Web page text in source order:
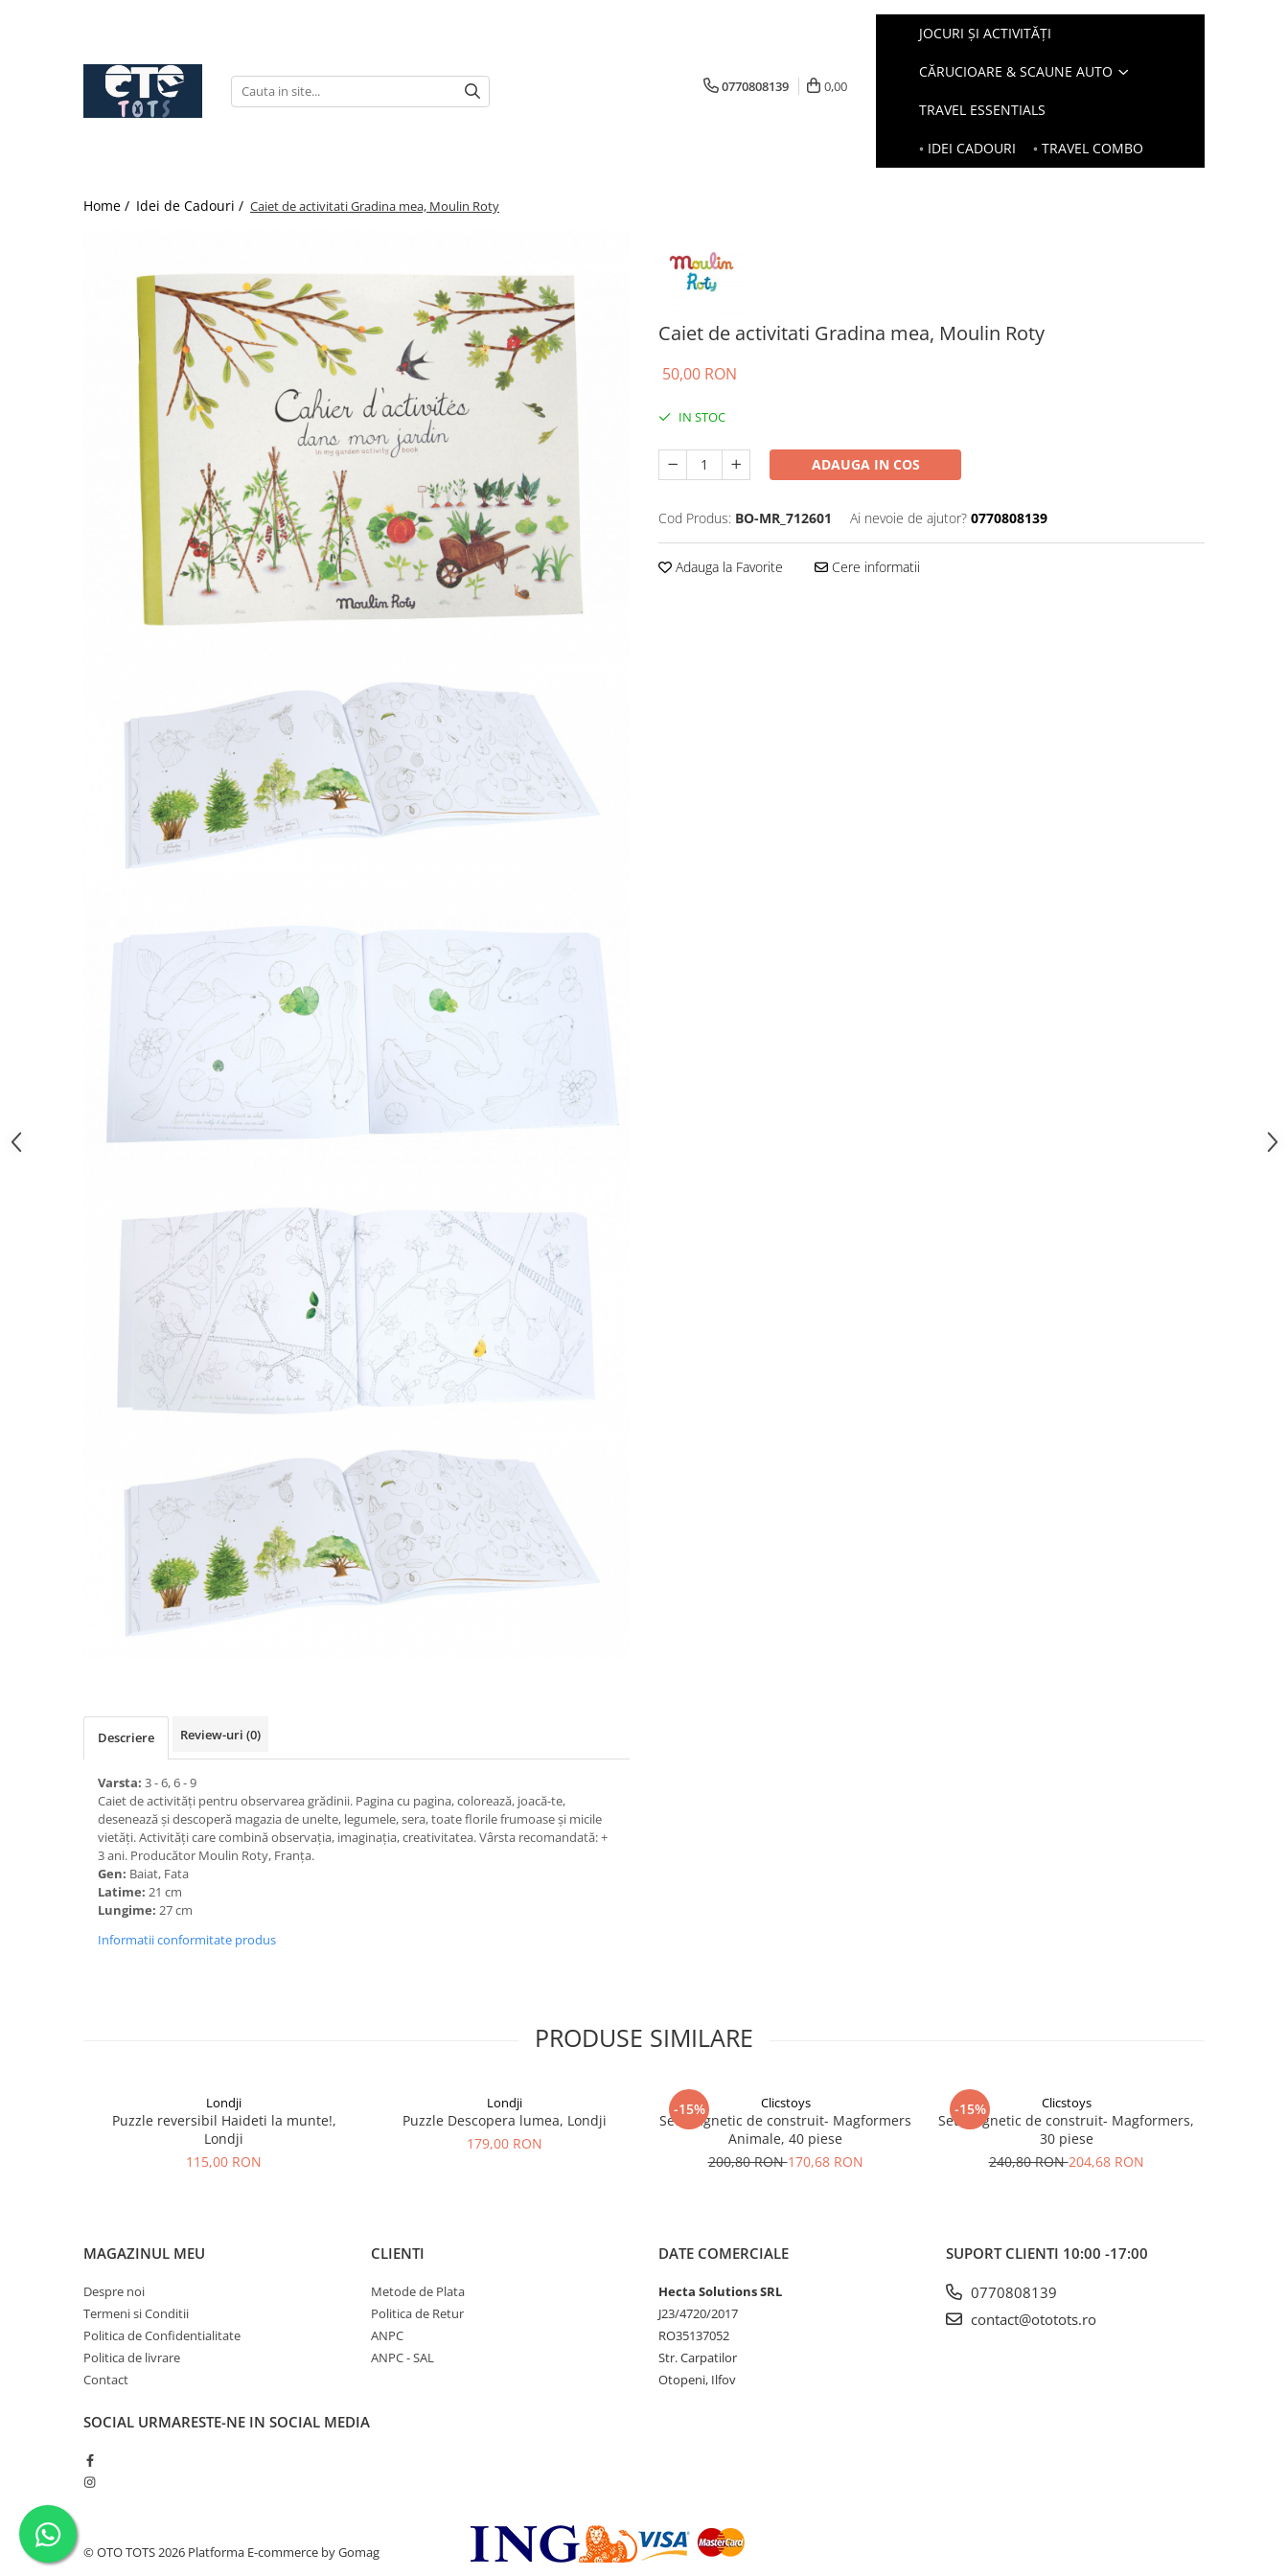
CĂRUCIOARE & SCAUNE AUTO
cărucioare YOYO
accesorii scaun avion
0770808139 0,00
JOCURI ȘI ACTIVITĂȚI
CĂRUCIOARE & SCAUNE AUTO
TRAVEL ESSENTIALS
◦ IDEI CADOURI ◦ TRAVEL COMBO
Home / Idei de Cadouri / Caiet de activitati Gradina mea, Moulin Roty
Caiet de activitati Gradina mea, Moulin Roty
50,00 RON
IN STOC
ADAUGA IN COS
Cod Produs: BO-MR_712601 Ai nevoie de ajutor? 0770808139
Adauga la Favorite Cere informatii
Descriere Review-uri (0)
Varsta: 3 - 6, 6 - 9
Caiet de activități pentru observarea grădinii. Pagina cu pagina, colorează, joacă-te,
desenează și descoperă magazia de unelte, legumele, sera, toate florile frumoase și micile
vietăți. Activități care combină observația, imaginația, creativitatea. Vârsta recomandată: +
3 ani. Producător Moulin Roty, Franța.
Gen: Baiat, Fata
Latime: 21 cm
Lungime: 27 cm
Informatii conformitate produs
PRODUSE SIMILARE
Londji
Puzzle reversibil Haideti la munte!,
Londji
115,00 RON
Londji
Puzzle Descopera lumea, Londji
179,00 RON
-15% Clicstoys
Set magnetic de construit- Magformers
Animale, 40 piese
200,80 RON170,68 RON
-15% Clicstoys
Set magnetic de construit- Magformers,
30 piese
240,80 RON204,68 RON
MAGAZINUL MEU
Despre noi
Termeni si Conditii
Politica de Confidentialitate
Politica de livrare
Contact
CLIENTI
Metode de Plata
Politica de Retur
ANPC
ANPC - SAL
DATE COMERCIALE
Hecta Solutions SRL
J23/4720/2017
RO35137052
Str. Carpatilor
Otopeni, Ilfov
SUPORT CLIENTI 10:00 -17:00
0770808139
contact@ototots.ro
SOCIAL URMARESTE-NE IN SOCIAL MEDIA
© OTO TOTS 2026 Platforma E-commerce by Gomag